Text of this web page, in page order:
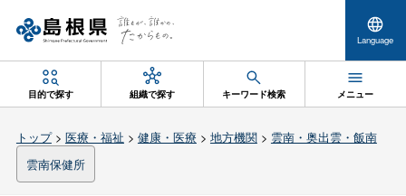
Language
目的で探す 組織で探す キーワード検索 メニュー
トップ> 医療・福祉 > 健康・医療 > 地方機関> 雲南・奥出雲・飯南
雲南保健所